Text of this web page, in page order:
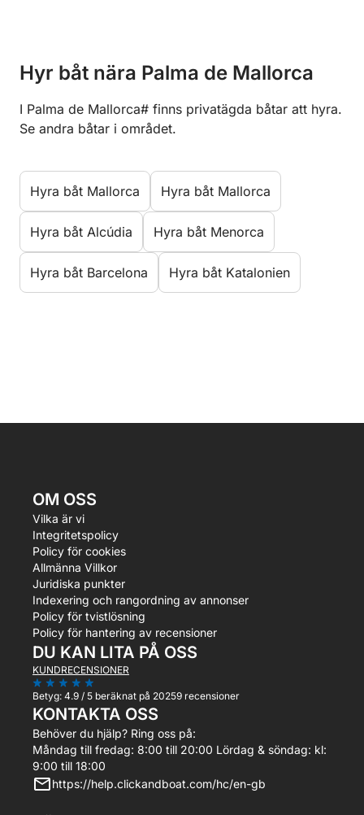
Hyr båt nära Palma de Mallorca
I Palma de Mallorca# finns privatägda båtar att hyra.
Se andra båtar i området.
Hyra båt Mallorca Hyra båt Mallorca
Hyra båt Alcúdia Hyra båt Menorca
Hyra båt Barcelona Hyra båt Katalonien
OM OSS
Vilka är vi
Integritetspolicy
Policy för cookies
Allmänna Villkor
Juridiska punkter
Indexering och rangordning av annonser
Policy för tvistlösning
Policy för hantering av recensioner
DU KAN LITA PÅ OSS
KUNDRECENSIONER
Betyg: 4.9 / 5 beräknat på 20259 recensioner
KONTAKTA OSS
Behöver du hjälp? Ring oss på:
Måndag till fredag: 8:00 till 20:00 Lördag & söndag: kl:
9:00 till 18:00
https://help.clickandboat.com/hc/en-gb